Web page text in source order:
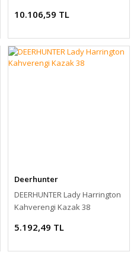
10.106,59 TL
Deerhunter
DEERHUNTER Lady Harrington
Kahverengi Kazak 38
5.192,49 TL